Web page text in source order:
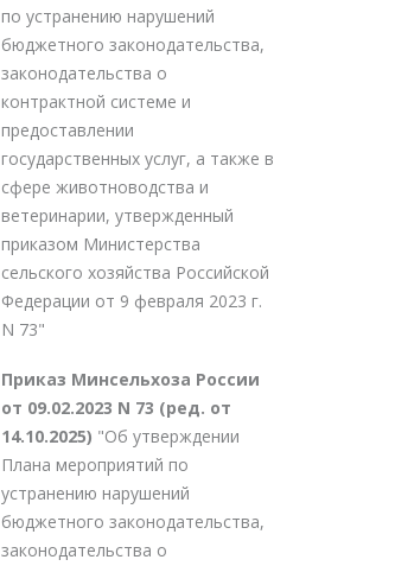
по устранению нарушений
бюджетного законодательства,
законодательства о
контрактной системе и
предоставлении
государственных услуг, а также в
сфере животноводства и
ветеринарии, утвержденный
приказом Министерства
сельского хозяйства Российской
Федерации от 9 февраля 2023 г.
N 73"
Приказ Минсельхоза России
от 09.02.2023 N 73 (ред. от
14.10.2025) "Об утверждении
Плана мероприятий по
устранению нарушений
бюджетного законодательства,
законодательства о